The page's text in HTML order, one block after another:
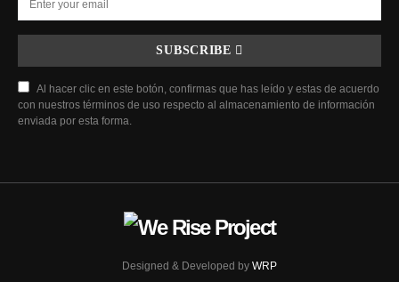
SUBSCRIBE
Al hacer clic en este botón, confirmas que has leído y estas de acuerdo
con nuestros términos de uso respecto al almacenamiento de información
enviada por esta forma.
Designed & Developed by WRP